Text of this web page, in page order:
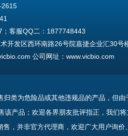
2615
客服QQ二：1877748443
开发区西环南路26号院嘉捷企业汇30号
公司网址：www.vicbio.com
6, Building 30A, No.26, Xihuannan
归类为危险品或其他违规品的产品，但
该产品；欢迎各界朋友批评指正，我们
售，并非官方代理商，欢迎广大用户询